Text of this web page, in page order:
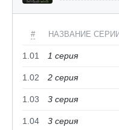
# НАЗВАНИЕ
1.01 1 cерия
1.02 2 cерия
1.03 3 cерия
1.04 3 cерия